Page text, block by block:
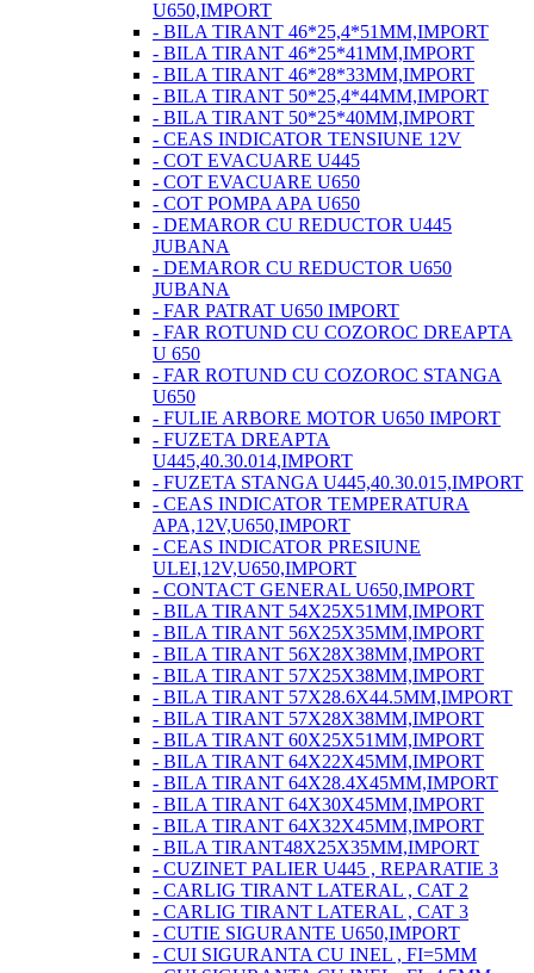
U650,IMPORT
- BILA TIRANT 46*25,4*51MM,IMPORT
- BILA TIRANT 46*25*41MM,IMPORT
- BILA TIRANT 46*28*33MM,IMPORT
- BILA TIRANT 50*25,4*44MM,IMPORT
- BILA TIRANT 50*25*40MM,IMPORT
- CEAS INDICATOR TENSIUNE 12V
- COT EVACUARE U445
- COT EVACUARE U650
- COT POMPA APA U650
- DEMAROR CU REDUCTOR U445
JUBANA
- DEMAROR CU REDUCTOR U650
JUBANA
- FAR PATRAT U650 IMPORT
- FAR ROTUND CU COZOROC DREAPTA
U 650
- FAR ROTUND CU COZOROC STANGA
U650
- FULIE ARBORE MOTOR U650 IMPORT
- FUZETA DREAPTA
U445,40.30.014,IMPORT
- FUZETA STANGA U445,40.30.015,IMPORT
- CEAS INDICATOR TEMPERATURA
APA,12V,U650,IMPORT
- CEAS INDICATOR PRESIUNE
ULEI,12V,U650,IMPORT
- CONTACT GENERAL U650,IMPORT
- BILA TIRANT 54X25X51MM,IMPORT
- BILA TIRANT 56X25X35MM,IMPORT
- BILA TIRANT 56X28X38MM,IMPORT
- BILA TIRANT 57X25X38MM,IMPORT
- BILA TIRANT 57X28.6X44.5MM,IMPORT
- BILA TIRANT 57X28X38MM,IMPORT
- BILA TIRANT 60X25X51MM,IMPORT
- BILA TIRANT 64X22X45MM,IMPORT
- BILA TIRANT 64X28.4X45MM,IMPORT
- BILA TIRANT 64X30X45MM,IMPORT
- BILA TIRANT 64X32X45MM,IMPORT
- BILA TIRANT48X25X35MM,IMPORT
- CUZINET PALIER U445 , REPARATIE 3
- CARLIG TIRANT LATERAL , CAT 2
- CARLIG TIRANT LATERAL , CAT 3
- CUTIE SIGURANTE U650,IMPORT
- CUI SIGURANTA CU INEL , FI=5MM